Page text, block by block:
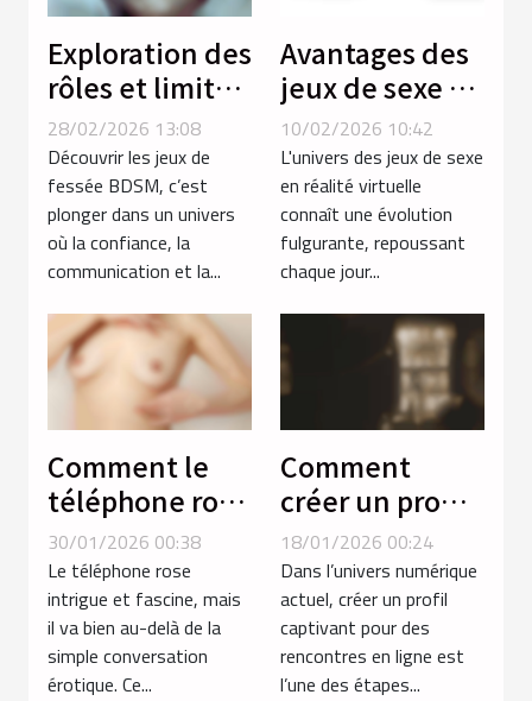
Exploration des
rôles et limites
dans les jeux
de fessée
BDSM
28/02/2026 13:08
Découvrir les jeux de
fessée BDSM, c’est
plonger dans un univers
où la confiance, la
communication et la...
Avantages des
jeux de sexe en
réalité
virtuelle sur
les plateformes
traditionnelles
10/02/2026 10:42
L'univers des jeux de sexe
en réalité virtuelle
connaît une évolution
fulgurante, repoussant
chaque jour...
Comment le
téléphone rose
favorise-t-il la
découverte de
soi ?
30/01/2026 00:38
Le téléphone rose
intrigue et fascine, mais
il va bien au-delà de la
simple conversation
érotique. Ce...
Comment
créer un profil
captivant pour
des rencontres
en ligne ?
18/01/2026 00:24
Dans l’univers numérique
actuel, créer un profil
captivant pour des
rencontres en ligne est
l’une des étapes...